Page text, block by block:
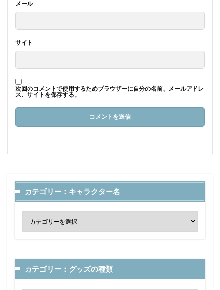
メール
サイト
次回のコメントで使用するためブラウザーに自分の名前、メールアドレ
ス、サイトを保存する。
カテゴリー：キャラクター名
カテゴリー：グッズの種類